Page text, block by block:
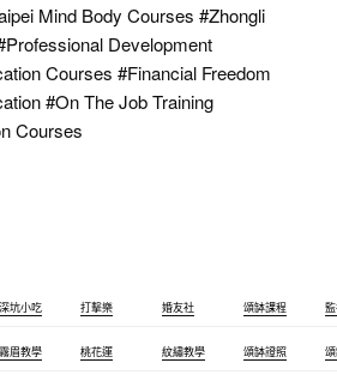
Mind Body Courses #Zhongli
Development
Courses #Financial Freedom
#OnThe Job Training
Courses
深坑小吃 打擊樂 婚友社 頌缽課程
霧眉教學 桃花運 紋繡教學 頌缽證照